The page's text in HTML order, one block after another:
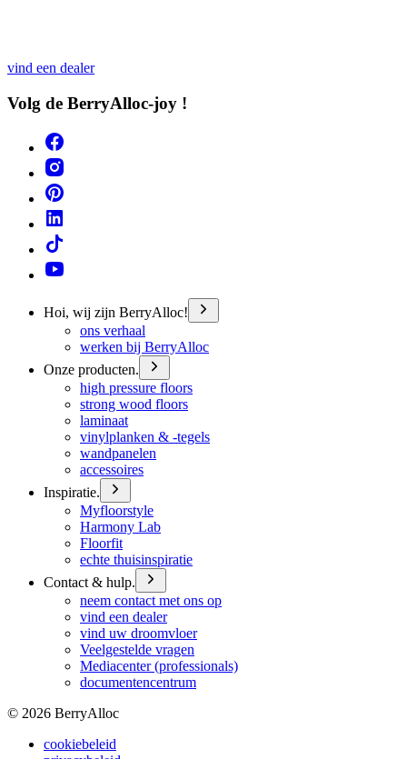
vind een dealer
Volg de BerryAlloc-joy !
Hoi, wij zijn BerryAlloc!
ons verhaal
werken bij BerryAlloc
Onze producten.
high pressure floors
strong wood floors
laminaat
vinylplanken & -tegels
wandpanelen
accessoires
Inspiratie.
Myfloorstyle
Harmony Lab
Floorfit
echte thuisinspiratie
Contact & hulp.
neem contact met ons op
vind een dealer
vind uw droomvloer
Veelgestelde vragen
Mediacenter (professionals)
documentencentrum
© 2026 BerryAlloc
cookiebeleid